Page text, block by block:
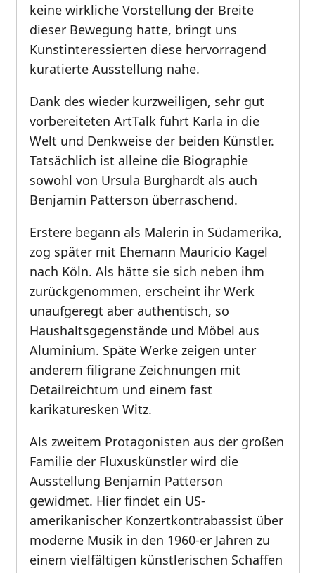
keine wirkliche Vorstellung der Breite
dieser Bewegung hatte, bringt uns
Kunstinteressierten diese hervorragend
kuratierte Ausstellung nahe.
Dank des wieder kurzweiligen, sehr gut
vorbereiteten ArtTalk führt Karla in die
Welt und Denkweise der beiden Künstler.
Tatsächlich ist alleine die Biographie
sowohl von Ursula Burghardt als auch
Benjamin Patterson überraschend.
Erstere begann als Malerin in Südamerika,
zog später mit Ehemann Mauricio Kagel
nach Köln. Als hätte sie sich neben ihm
zurückgenommen, erscheint ihr Werk
unaufgeregt aber authentisch, so
Haushaltsgegenstände und Möbel aus
Aluminium. Späte Werke zeigen unter
anderem filigrane Zeichnungen mit
Detailreichtum und einem fast
karikaturesken Witz.
Als zweitem Protagonisten aus der großen
Familie der Fluxuskünstler wird die
Ausstellung Benjamin Patterson
gewidmet. Hier findet ein US-
amerikanischer Konzertkontrabassist über
moderne Musik in den 1960-er Jahren zu
einem vielfältigen künstlerischen Schaffen